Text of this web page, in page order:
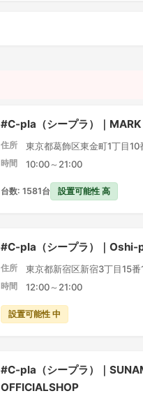
#C-pla（シープラ）｜MARK
住所 東京都葛飾区東金町1丁目
時間 10:00～21:00
台数: 1581台 設置可能性 高
#C-pla（シープラ）｜Oshi-
住所 東京都新宿区新宿3丁目15
時間 12:00～21:00
設置可能性 中
#C-pla（シープラ）｜
OFFICIALSHOP